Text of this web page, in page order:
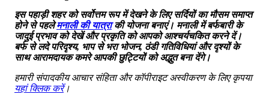
इस पहाड़ी शहर को सर्वोत्तम रूप में देखने के लिए सर्दियों का मौसम समाप्त
होने से पहलेमनाली की यात्राकी योजना बनाएं। मनाली में बर्फबारी के
जादुई प्रभाव को देखें और प्रकृति को आपको आश्चर्यचकित करने दें।
बर्फ से लदे परिदृश्य, भाप से भरा भोजन, ठंडी गतिविधियां और दृश्यों के
साथ आरामदायक कमरे आपकी छुट्टियों को अद्भुत बना देंगे।
हमारी संपादकीय आचार संहिता और कॉपीराइट अस्वीकरण के लिए कृपया
यहां क्लिक करें।